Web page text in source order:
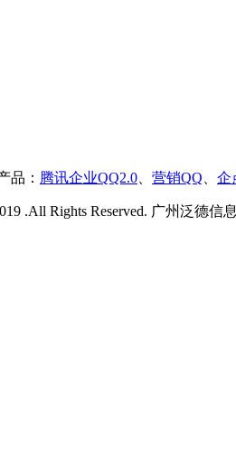
品： 腾讯企业QQ2.0 营销QQ 企
.All Rights Reserved. 广州泛德